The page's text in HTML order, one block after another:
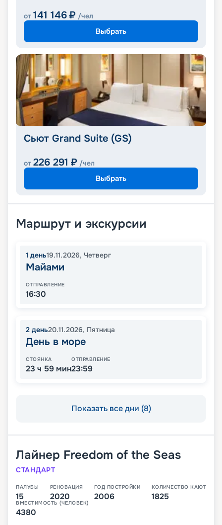
от 141 146 ₽ /чел
Выбрать
Сьют Grand Suite (GS)
от 226 291 ₽ /чел
Выбрать
Маршрут и экскурсии
1 день19.11.2026, Четверг
Майами
ОТПРАВЛЕНИЕ
16:30
2 день20.11.2026, Пятница
День в море
СТОЯНКА
23 ч 59 мин
ОТПРАВЛЕНИЕ
23:59
Показать все дни (8)
Лайнер Freedom of the Seas
СТАНДАРТ
ПАЛУБЫ
15
РЕНОВАЦИЯ
2020
ГОД ПОСТРОЙКИ
2006
КОЛИЧЕСТВО КАЮТ
1825
ВМЕСТИМОСТЬ (ЧЕЛОВЕК)
4380